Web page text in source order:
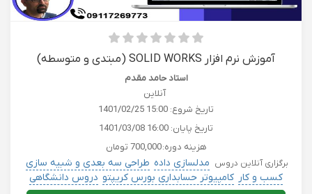
آموزش نرم افزار SOLID WORKS (مبتدی و متوسطه)
استاد حامد مقدم
آنلاین
تاریخ شروع: 1401/02/25 15:00
تاریخ پایان: 1401/03/08 16:00
هزینه دوره:700,000 تومان
برگزاری آنلاین دروس مدلسازی داده طراحی سه بعدی و شبیه سازی
کسب و کار کامپیوتر حسابداری بورس کریپتو دروس دانشگاهی